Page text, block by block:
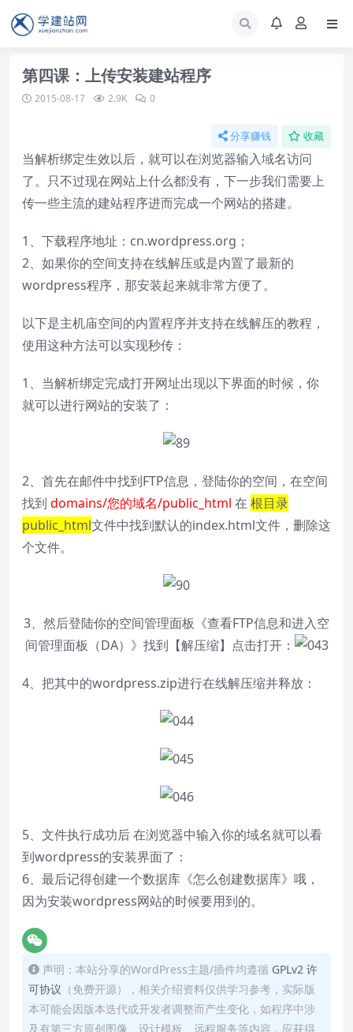
第四课：上传安装建站程序
2015-08-17 2.9K 0
分享赚钱 收藏
当解析绑定生效以后，就可以在浏览器输入域名访问
了。只不过现在网站上什么都没有，下一步我们需要上
传一些主流的建站程序进而完成一个网站的搭建。
1、下载程序地址：cn.wordpress.org；
2、如果你的空间支持在线解压或是内置了最新的
wordpress程序，那安装起来就非常方便了。
以下是主机庙空间的内置程序并支持在线解压的教程，
使用这种方法可以实现秒传：
1、当解析绑定完成打开网址出现以下界面的时候，你
就可以进行网站的安装了：
2、首先在邮件中找到FTP信息，登陆你的空间，在空间
找到 domains/您的域名/public_html 在 根目录
public_html文件中找到默认的index.html文件，删除这
个文件。
3、然后登陆你的空间管理面板《查看FTP信息和进入空
间管理面板（DA） 》找到【解压缩】点击打开：
4、把其中的wordpress.zip进行在线解压缩并释放：
5、文件执行成功后 在浏览器中输入你的域名就可以看
到wordpress的安装界面了：
6、最后记得创建一个数据库《怎么创建数据库》哦，
因为安装wordpress网站的时候要用到的。
声明：本站分享的WordPress主题/插件均遵循 GPLv2 许
可协议 （免费开源），相关介绍资料仅供学习参考，实际版
本可能会因版本迭代或开发者调整而产生变化，如程序中涉
及有第三方原创图像、设计模板、远程服务等内容，应获得